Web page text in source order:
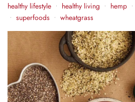
healthy lifestyle • healthy living • hemp •
• superfoods • wheatgrass